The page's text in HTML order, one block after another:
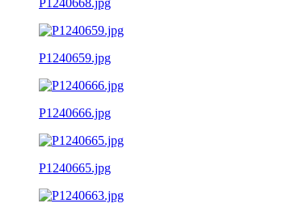
P1240659.jpg
P1240666.jpg
P1240665.jpg